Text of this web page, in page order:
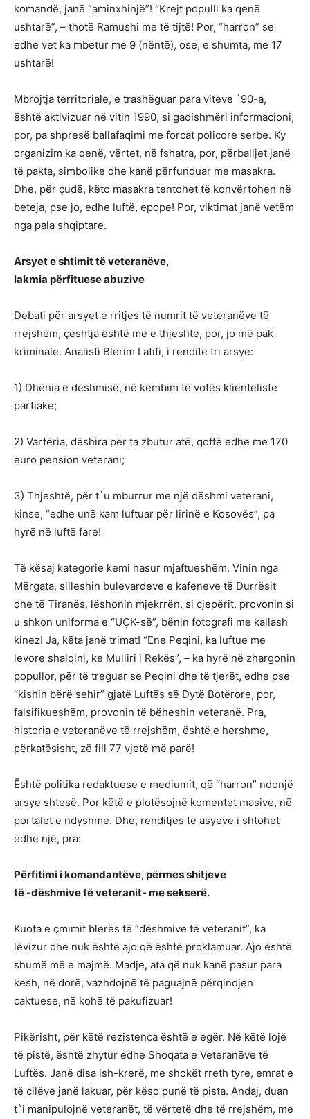
komandë, janë “aminxhinjë”! “Krejt populli ka qenë
ushtarë”, – thotë Ramushi me të tijtë! Por, “harron” se
edhe vet ka mbetur me 9 (nëntë), ose, e shumta, me 17
ushtarë!
Mbrojtja territoriale, e trashëguar para viteve `90-a,
është aktivizuar në vitin 1990, si gadishmëri informacioni,
por, pa shpresë ballafaqimi me forcat policore serbe. Ky
organizim ka qenë, vërtet, në fshatra, por, përballjet janë
të pakta, simbolike dhe kanë përfunduar me masakra.
Dhe, për çudë, këto masakra tentohet të konvërtohen në
beteja, pse jo, edhe luftë, epope! Por, viktimat janë vetëm
nga pala shqiptare.
Arsyet e shtimit të veteranëve,
lakmia përfituese abuzive
Debati për arsyet e rritjes të numrit të veteranëve të
rrejshëm, çeshtja është më e thjeshtë, por, jo më pak
kriminale. Analisti Blerim Latifi, i renditë tri arsye:
1) Dhënia e dëshmisë, në këmbim të votës klienteliste
partiake;
2) Varfëria, dëshira për ta zbutur atë, qoftë edhe me 170
euro pension veterani;
3) Thjeshtë, për t`u mburrur me një dëshmi veterani,
kinse, “edhe unë kam luftuar për lirinë e Kosovës”, pa
hyrë në luftë fare!
Të kësaj kategorie kemi hasur mjaftueshëm. Vinin nga
Mërgata, silleshin bulevardeve e kafeneve të Durrësit
dhe të Tiranës, lëshonin mjekrrën, si cjepërit, provonin si
u shkon uniforma e “UÇK-së”, bënin fotografi me kallash
kinez! Ja, këta janë trimat! “Ene Peqini, ka luftue me
levore shalqini, ke Mulliri i Rekës”, – ka hyrë në zhargonin
popullor, për të treguar se Peqini dhe të tjerët, edhe pse
“kishin bërë sehir” gjatë Luftës së Dytë Botërore, por,
falsifikueshëm, provonin të bëheshin veteranë. Pra,
historia e veteranëve të rrejshëm, është e hershme,
përkatësisht, zë fill 77 vjetë më parë!
Është politika redaktuese e mediumit, që “harron” ndonjë
arsye shtesë. Por këtë e plotësojnë komentet masive, në
portalet e ndyshme. Dhe, renditjes të asyeve i shtohet
edhe një, pra:
Përfitimi i komandantëve, përmes shitjeve
të -dëshmive të veteranit- me sekserë.
Kuota e çmimit blerës të “dëshmive të veteranit”, ka
lëvizur dhe nuk është ajo që është proklamuar. Ajo është
shumë më e majmë. Madje, ata që nuk kanë pasur para
kesh, në dorë, vazhdojnë të paguajnë përqindjen
caktuese, në kohë të pakufizuar!
Pikërisht, për këtë rezistenca është e egër. Në këtë lojë
të pistë, është zhytur edhe Shoqata e Veteranëve të
Luftës. Janë disa ish-krerë, me shokët rreth tyre, emrat e
të cilëve janë lakuar, për këso punë të pista. Andaj, duan
t`i manipulojnë veteranët, të vërtetë dhe të rrejshëm, me